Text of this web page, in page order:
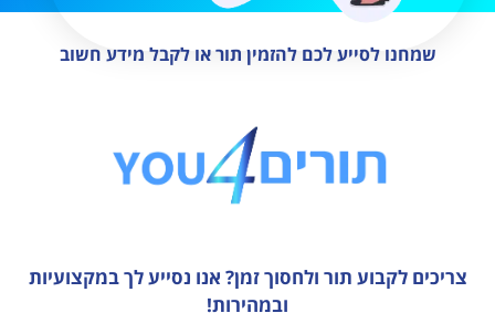
שמחנו לסייע לכם להזמין תור או לקבל מידע חשוב
צריכים לקבוע תור ולחסוך זמן? אנו נסייע לך במקצועיות
ובמהירות!